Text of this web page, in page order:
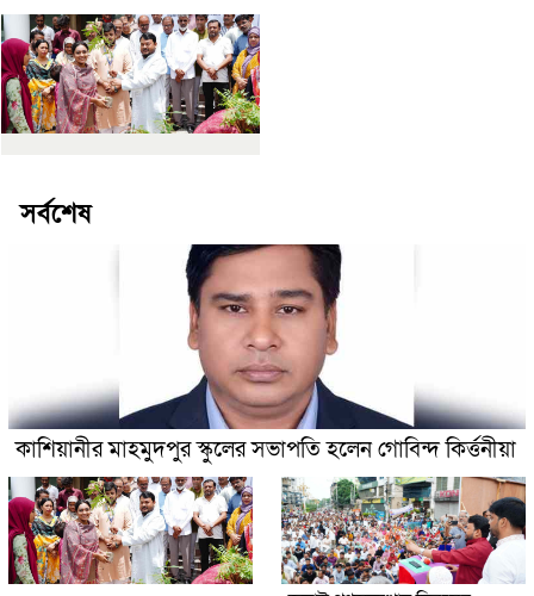
সর্বশেষ
কাশিয়ানীর মাহমুদপুর স্কুলের সভাপতি হলেন গোবিন্দ কির্ত্তনীয়া